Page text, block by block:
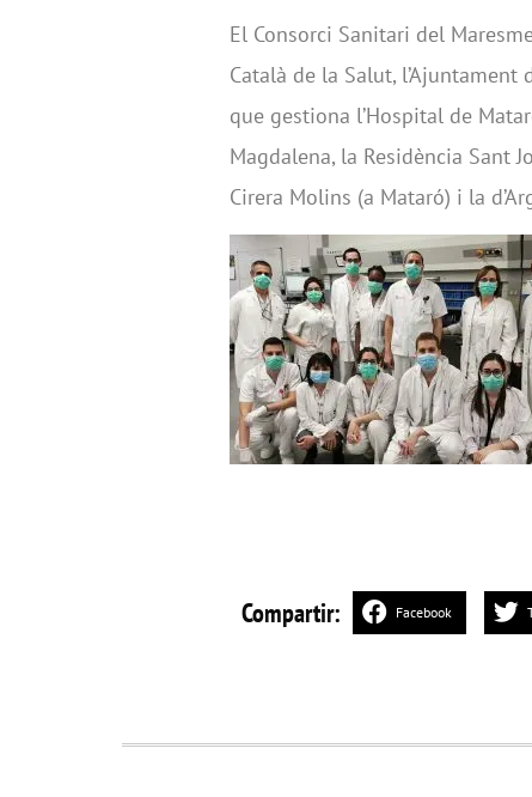
El Consorci Sanitari del
Català de la Salut,
que gestiona l’Hospital de
Magdalena, la Residència Sant
Cirera Molins (a Mataró) i la
Compartir: Facebook